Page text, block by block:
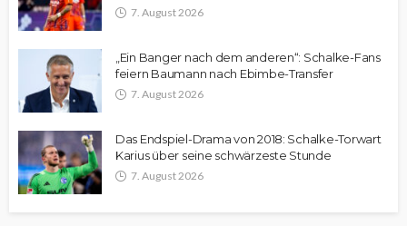
7. August 2026
„Ein Banger nach dem anderen“: Schalke-Fans
feiern Baumann nach Ebimbe-Transfer
7. August 2026
Das Endspiel-Drama von 2018: Schalke-Torwart
Karius über seine schwärzeste Stunde
7. August 2026